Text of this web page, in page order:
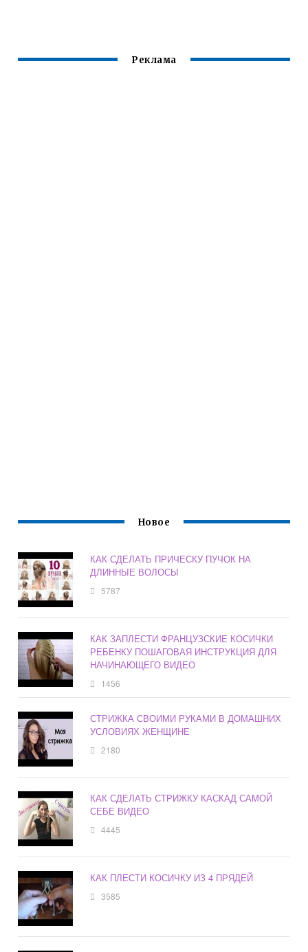
Реклама
Новое
КАК СДЕЛАТЬ ПРИЧЕСКУ ПУЧОК НА
ДЛИННЫЕ ВОЛОСЫ
5787
КАК ЗАПЛЕСТИ ФРАНЦУЗСКИЕ КОСИЧКИ
РЕБЕНКУ ПОШАГОВАЯ ИНСТРУКЦИЯ ДЛЯ
НАЧИНАЮЩЕГО ВИДЕО
1456
СТРИЖКА СВОИМИ РУКАМИ В ДОМАШНИХ
УСЛОВИЯХ ЖЕНЩИНЕ
2180
КАК СДЕЛАТЬ СТРИЖКУ КАСКАД САМОЙ
СЕБЕ ВИДЕО
4445
КАК ПЛЕСТИ КОСИЧКУ ИЗ 4 ПРЯДЕЙ
3585